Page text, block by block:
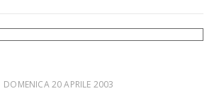
DOMENICA 20 APRILE 2003